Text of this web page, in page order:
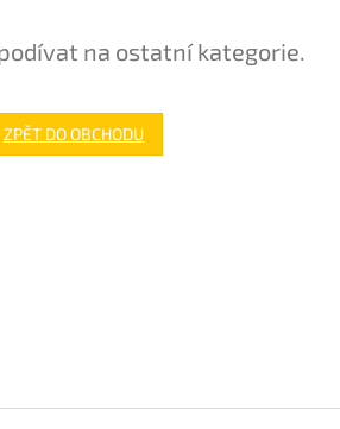
na ostatní kategorie.
ZPĚT DO OBCHODU